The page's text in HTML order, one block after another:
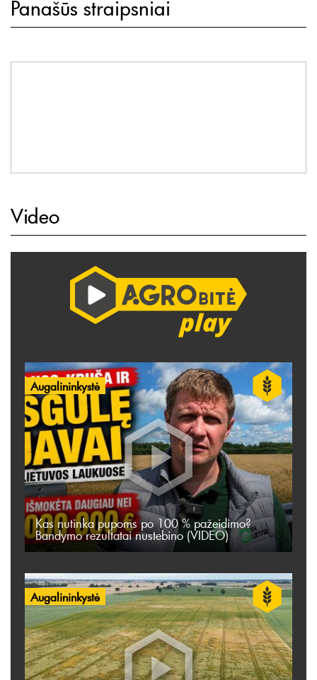
Panašūs straipsniai
Video
Augalininkystė
Kas nutinka pupoms po 100 % pažeidimo?
Bandymo rezultatai nustebino (VIDEO)
Augalininkystė